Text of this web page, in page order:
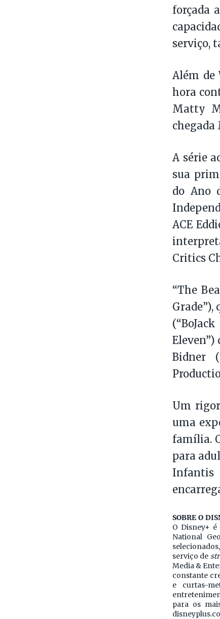
forçada
serviço,
Além de
hora
Matty
chegada
A série
sua
do Ano
ACE
Critics
“The
Grade”),
Eleven”)
Bidner
Um
uma
família.
para
Infantis
SOBRE O
O Disney+
National
serviço de
Media &
constante
e curtas-
para os